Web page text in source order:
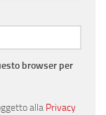
browser per
alla Privacy